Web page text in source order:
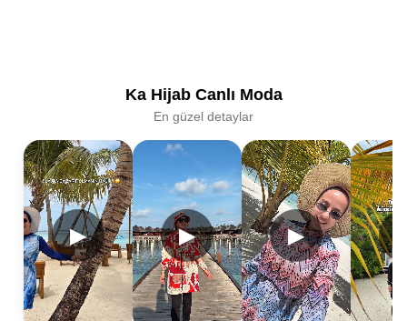
Ka Hijab Canlı Moda
En güzel detaylar
▶ ▶ ▶